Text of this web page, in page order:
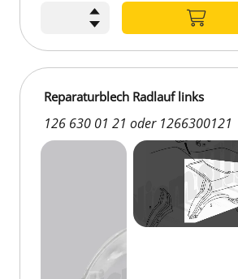
Reparaturblech Radlauf links
126 630 01 21 oder 1266300121